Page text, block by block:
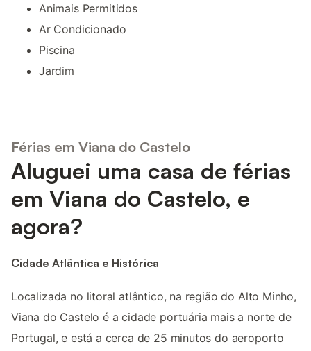
Animais Permitidos
Ar Condicionado
Piscina
Jardim
Férias em Viana do Castelo
Aluguei uma casa de férias
em Viana do Castelo, e
agora?
Cidade Atlântica e Histórica
Localizada no litoral atlântico, na região do Alto Minho,
Viana do Castelo é a cidade portuária mais a norte de
Portugal, e está a cerca de 25 minutos do aeroporto